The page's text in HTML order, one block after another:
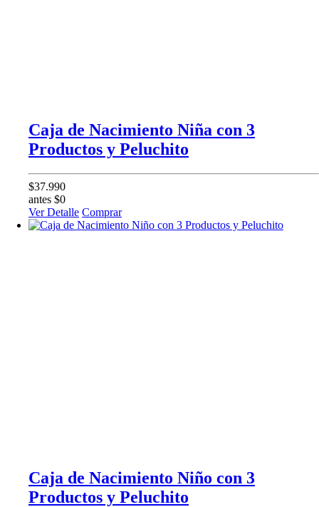
Caja de Nacimiento Niña con 3
Productos y Peluchito
$37.990
antes $0
Ver Detalle Comprar
Caja de Nacimiento Niño con 3
Productos y Peluchito